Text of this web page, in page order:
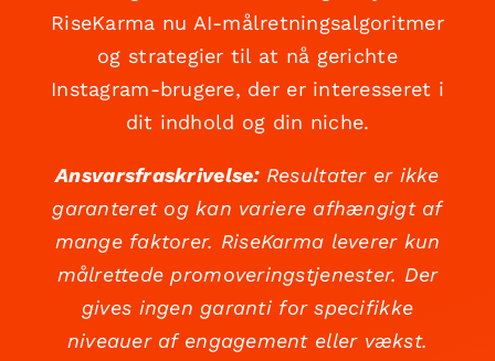
RiseKarma nu AI-målretningsalgoritmer
og strategier til at nå gerichte
Instagram-brugere, der er interesseret i
dit indhold og din niche.
Ansvarsfraskrivelse:Resultater er ikke
garanteret og kan variere afhængigt af
mange faktorer. RiseKarma leverer kun
målrettede promoveringstjenester. Der
gives ingen garanti for specifikke
niveauer af engagement eller vækst.